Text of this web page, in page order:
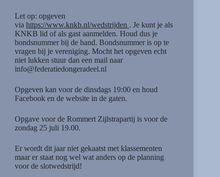
Let op: opgeven
via https://www.knkb.nl/wedstrijden . Je kunt je als
KNKB lid of als gast aanmelden. Houd dus je
bondsnummer bij de hand. Bondsnummer is op te
vragen bij je vereniging. Mocht het opgeven echt
niet lukken stuur dan een mail naar
info@federatiedongeradeel.nl
Opgeven kan voor de dinsdags 19:00 en houd
Facebook en de website in de gaten.
Opgave voor de Rommert Zijlstrapartij is voor de
zondag 25 juli 19.00.
Er wordt dit jaar niet gekaatst met klassementen
maar er staat nog wel wat anders op de planning
voor de slotwedstrijd!